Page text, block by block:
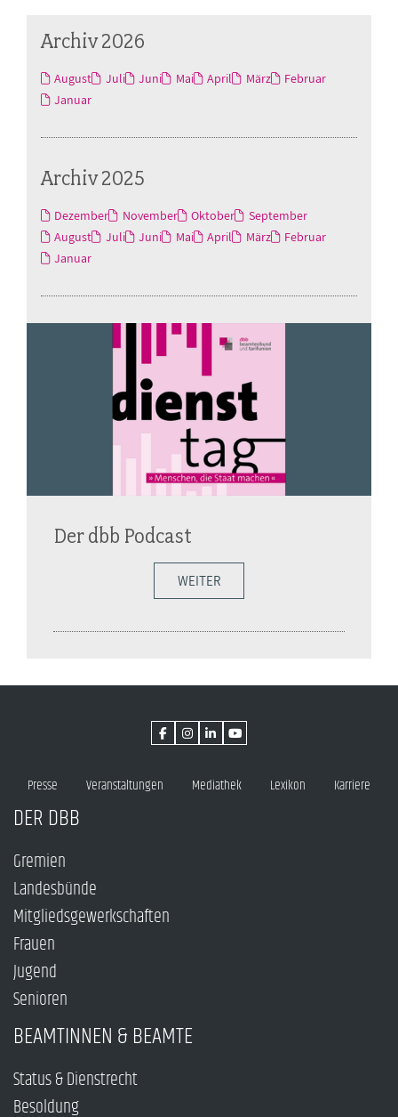
Archiv 2026
August Juli Juni Mai April März
Februar
Januar
Archiv 2025
Dezember November Oktober
September
August
Juli Juni Mai April März
Februar
Januar
Der dbb Podcast
WEITER
Presse Veranstaltungen Mediathek Lexikon Karriere
DER DBB
Gremien
Landesbünde
Mitgliedsgewerkschaften
Frauen
Jugend
Senioren
BEAMTINNEN & BEAMTE
Status & Dienstrecht
Besoldung